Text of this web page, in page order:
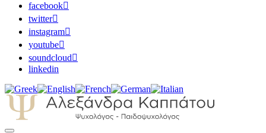
facebook
twitter
instagram
youtube
soundcloud
linkedin